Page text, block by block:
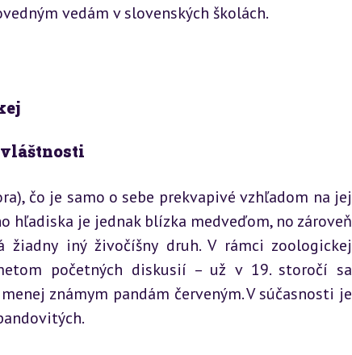
vedám v slovenských školách.
čo je samo o sebe prekvapivé vzhľadom na jej
je jednak blízka medveďom, no zároveň
žiadny iný živočíšny druh. V rámci zoologickej
početných diskusií – už v 19. storočí sa
známym pandám červeným. V súčasnosti je